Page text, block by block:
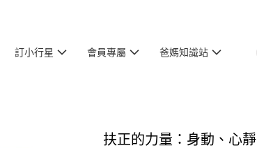
訂小行星 會員專屬 爸媽知識站
扶正的力量：身動、心